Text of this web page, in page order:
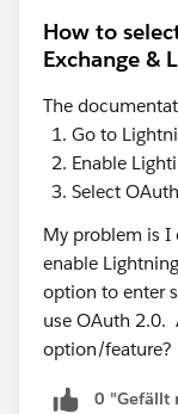
How to
Exchange &
The
Go to
Enable
Select
My problem is
enable
option to enter
use OAuth 2.0.
option/feature?
0 "Gefällt